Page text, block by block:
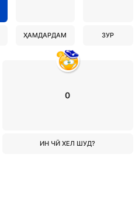
ҲАМДАРДАМ ЗУР
0
ИН ЧӢ ХЕЛ ШУД?